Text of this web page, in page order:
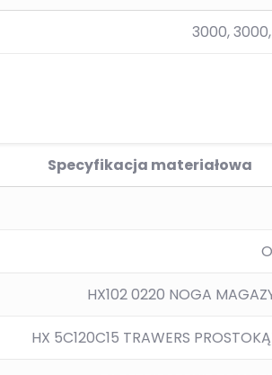
3000,
Specyfikacja materiałowa
HX102 0220 NOGA
HX 5C120C15 TRAWERS